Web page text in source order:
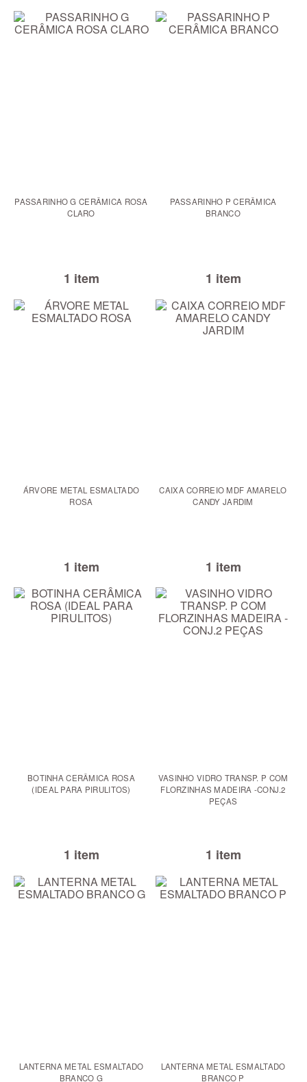
PASSARINHO G CERÂMICA ROSA
CLARO
1 item
PASSARINHO P CERÂMICA
BRANCO
1 item
ÁRVORE METAL ESMALTADO
ROSA
1 item
CAIXA CORREIO MDF AMARELO
CANDY JARDIM
1 item
BOTINHA CERÂMICA ROSA
(IDEAL PARA PIRULITOS)
1 item
VASINHO VIDRO TRANSP. P COM
FLORZINHAS MADEIRA -CONJ.2
PEÇAS
1 item
LANTERNA METAL ESMALTADO
BRANCO G
LANTERNA METAL ESMALTADO
BRANCO P